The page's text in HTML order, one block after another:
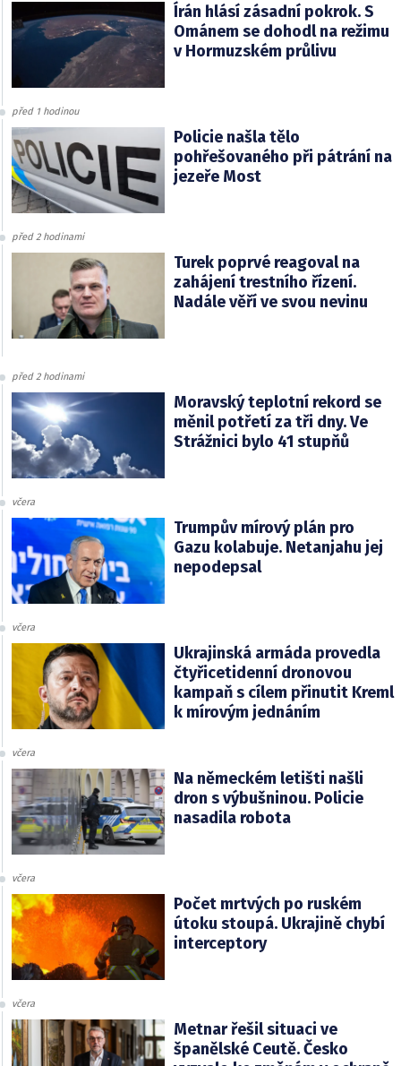
Írán hlásí zásadní pokrok. S
Ománem se dohodl na režimu
v Hormuzském průlivu
před 1 hodinou
Policie našla tělo
pohřešovaného při pátrání na
jezeře Most
před 2 hodinami
Turek poprvé reagoval na
zahájení trestního řízení.
Nadále věří ve svou nevinu
před 2 hodinami
Moravský teplotní rekord se
měnil potřetí za tři dny. Ve
Strážnici bylo 41 stupňů
včera
Trumpův mírový plán pro
Gazu kolabuje. Netanjahu jej
nepodepsal
včera
Ukrajinská armáda provedla
čtyřicetidenní dronovou
kampaň s cílem přinutit Kreml
k mírovým jednáním
včera
Na německém letišti našli
dron s výbušninou. Policie
nasadila robota
včera
Počet mrtvých po ruském
útoku stoupá. Ukrajině chybí
interceptory
včera
Metnar řešil situaci ve
španělské Ceutě. Česko